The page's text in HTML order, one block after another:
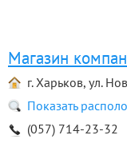
Магазин
г. Харьков, ул.
Показать
(057) 714-23-32